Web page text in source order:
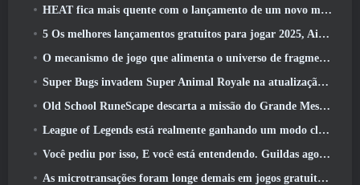
HEAT fica mais quente com o lançamento de um novo mapa do deserto
5 Os melhores lançamentos gratuitos para jogar 2025, Ainda vale a pena jogar 2026?
O mecanismo de jogo que alimenta o universo de fragmentos únicos do Eve Online agora é de código aberto
Super Bugs invadem Super Animal Royale na atualização ‘Super Natural’
Old School RuneScape descarta a missão do Grande Mestre ‘The Blood Moon Rises’, Encerrando uma missão de 20 anos
League of Legends está realmente ganhando um modo clássico
Você pediu por isso, E você está entendendo. Guildas agora estão disponíveis em Eterspire
As microtransações foram longe demais em jogos gratuitos?